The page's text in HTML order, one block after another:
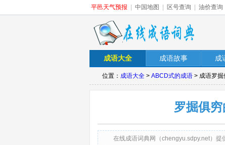
平邑天气预报 中国地图 区号查询 油价查询
成语大全 成语故事 成
位置： 成语大全 > ABCD式的成语 > 成语罗
罗掘俱
在线成语词典网（chengyu.sdpy.net）